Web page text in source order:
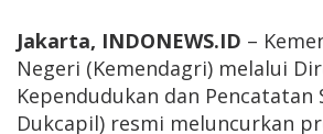
Jakarta, INDONEWS.ID –
Negeri (Kemendagri) melalui
Kependudukan dan Pencatatan
Dukcapil) resmi meluncurkan